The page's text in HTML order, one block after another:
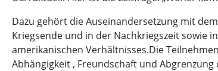
Dazu gehört die Auseinandersetzung mit
Kriegsende und in der Nachkriegszeit sowie
amerikanischen Verhältnisses.Die
Abhängigkeit , Freundschaft und